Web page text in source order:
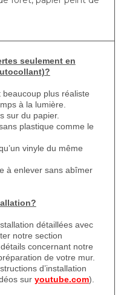
seulement en
plus réaliste
à la lumière.
sur du papier.
plastique comme le
vinyle du même
à enlever sans abîmer
détaillées avec
notre section
concernant notre
de votre mur.
d’installation
sur youtube.com).